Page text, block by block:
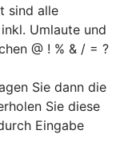
sind alle
Umlaute und
@ ! % & / = ?
Sie dann die
Sie diese
Eingabe